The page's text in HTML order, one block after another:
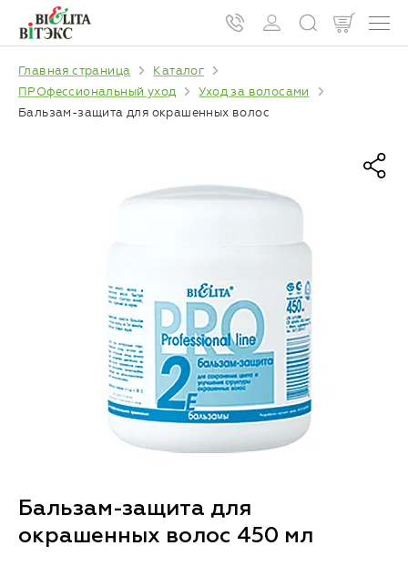
Главная страница
Каталог
ПРОфессиональный уход
Уход за волосами
Бальзам-защита для окрашенных волос
Бальзам-защита для
окрашенных волос 450 мл